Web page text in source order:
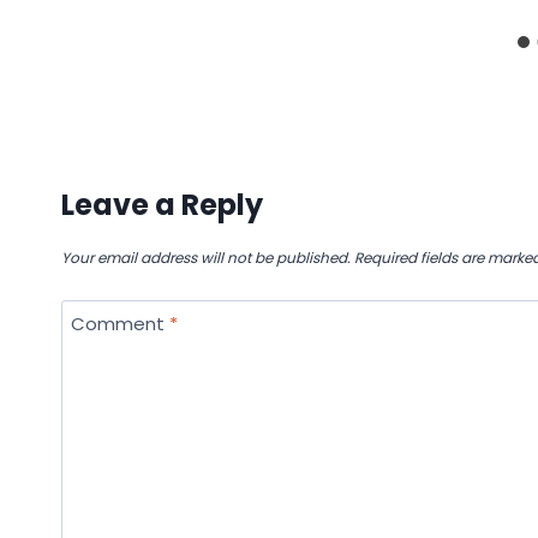
Leave a Reply
Your email address will not be published. Required fields are
Comment *